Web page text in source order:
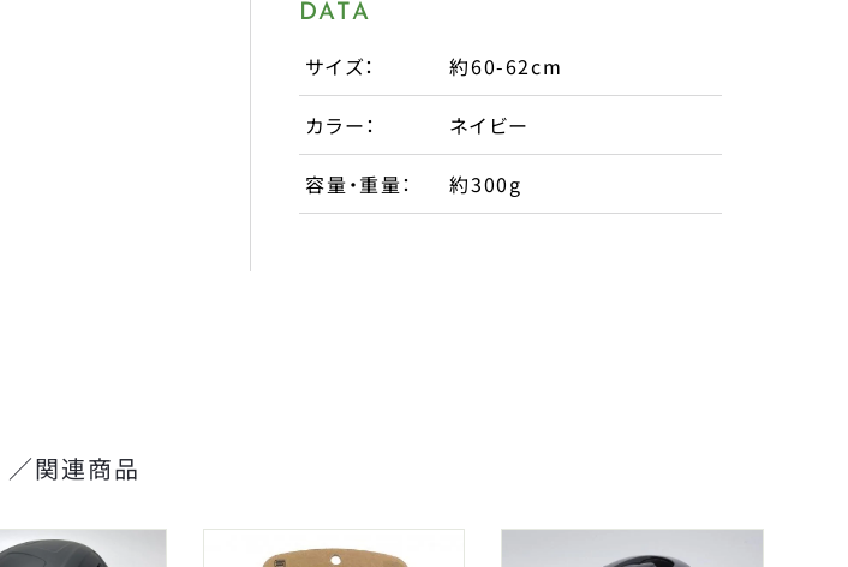
アラデン
エール
DATA
サイズ： 約60-62cm
カラー： ネイビー
容量・重量： 約300g
／関連商品